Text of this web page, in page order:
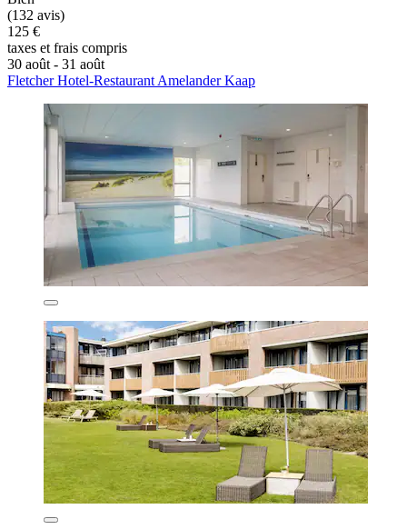
(132 avis)
125 €
taxes et frais compris
30 août - 31 août
Fletcher Hotel-Restaurant Amelander Kaap